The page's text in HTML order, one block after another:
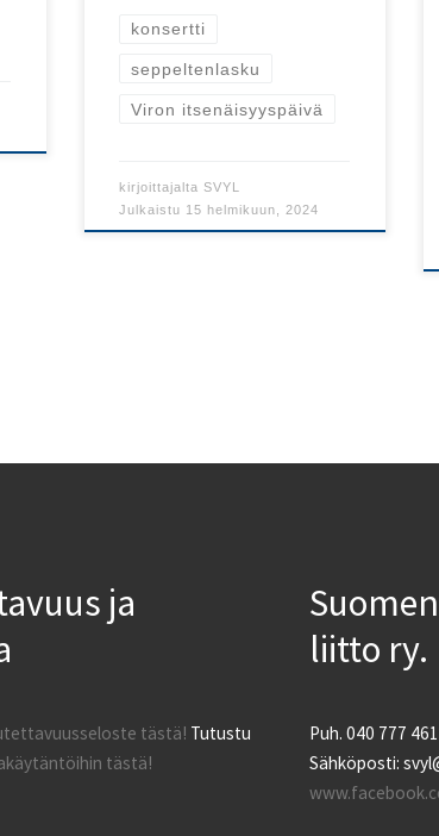
konsertti
seppeltenlasku
Viron itsenäisyyspäivä
kirjoittajaltaSVYL
Julkaistu 15 helmikuun, 2024
ja
tästä! Tutustu
tästä!
liitto ry.
Puh. 040 777
Sähköposti: